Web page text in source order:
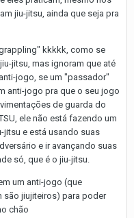
jiu-jitsu, ainda que seja pra
kkkkk, como se
jitsu, mas ignoram que até
jogo, se um "passador"
anti-jogo pra que o seu jogo
de guarda do
ele não está fazendo um
jitsu e está usando suas
e ir avançando suas
só, que é o jiu-jitsu.
um anti-jogo (que
são jiujiteiros) para poder
chão